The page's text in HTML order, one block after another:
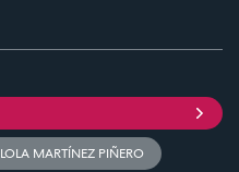
LOLA MARTÍNEZ PIÑERO